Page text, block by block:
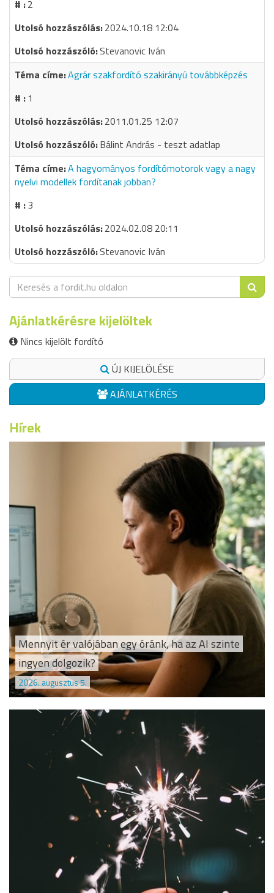
2
2024.10.18 12:04
Stevanovic Iván
Agrár szakfordító szakirányú továbbképzés
1
2011.01.25 12:07
Bálint András - teszt adatlap
A hagyományos fordítómotorok vagy a nagy
nyelvi modellek fordítanak jobban?
3
2024.02.08 20:11
Stevanovic Iván
Ajánlatkérésre kijelöltek
Nincs kijelölt fordító
ÚJ KIJELÖLÉSE
AJÁNLATKÉRÉS
Hírek
Mennyit ér valójában egy óránk, ha az AI szinte
ingyen dolgozik?
2026. augusztus 5.